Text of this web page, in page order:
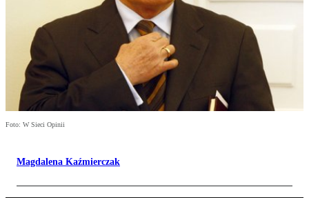
Foto: W Sieci Opinii
Magdalena Kaźmierczak